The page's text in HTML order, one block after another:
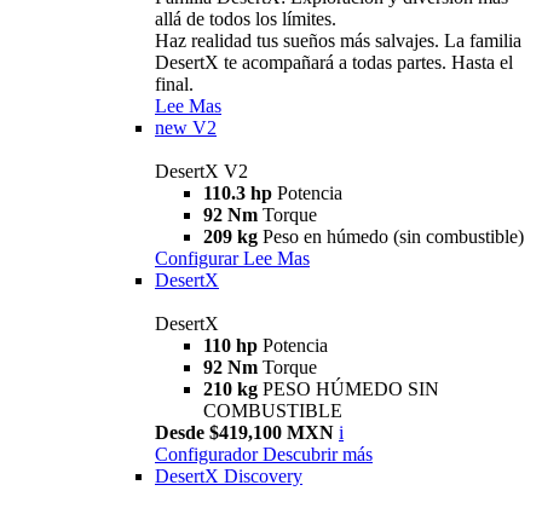
allá de todos los límites.
Haz realidad tus sueños más salvajes. La familia
DesertX te acompañará a todas partes. Hasta el
final.
Lee Mas
new V2
DesertX V2
110.3 hp Potencia
92 Nm Torque
209 kg Peso en húmedo (sin combustible)
Configurar Lee Mas
DesertX
DesertX
110 hp Potencia
92 Nm Torque
210 kg PESO HÚMEDO SIN
COMBUSTIBLE
Desde $419,100 MXN i
Configurador Descubrir más
DesertX Discovery